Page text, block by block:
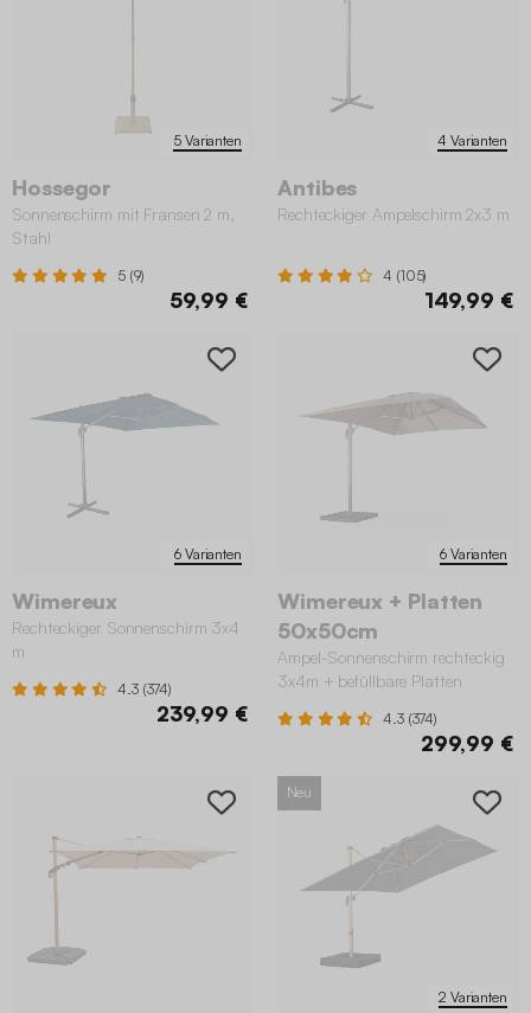
5 Varianten
Hossegor
Sonnenschirm mit Fransen 2 m,
Stahl
5 (9)
59,99 €
4 Varianten
Antibes
Rechteckiger Ampelschirm 2x3 m
4 (105)
149,99 €
6 Varianten
Wimereux
Rechteckiger Sonnenschirm 3x4
m
4.3 (374)
239,99 €
6 Varianten
Wimereux + Platten
50x50cm
Ampel-Sonnenschirm rechteckig
3x4m + befüllbare Platten
4.3 (374)
299,99 €
2 Varianten
Neu